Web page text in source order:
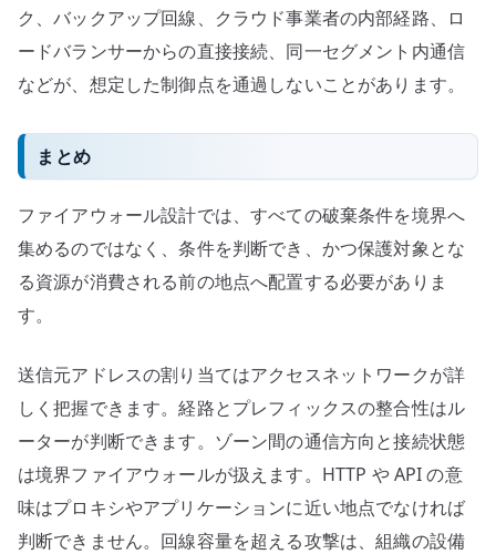
ク、バックアップ回線、クラウド事業者の内部経路、ロ
ードバランサーからの直接接続、同一セグメント内通信
などが、想定した制御点を通過しないことがあります。
まとめ
ファイアウォール設計では、すべての破棄条件を境界へ
集めるのではなく、条件を判断でき、かつ保護対象とな
る資源が消費される前の地点へ配置する必要がありま
す。
送信元アドレスの割り当てはアクセスネットワークが詳
しく把握できます。経路とプレフィックスの整合性はル
ーターが判断できます。ゾーン間の通信方向と接続状態
は境界ファイアウォールが扱えます。HTTP や API の意
味はプロキシやアプリケーションに近い地点でなければ
判断できません。回線容量を超える攻撃は、組織の設備